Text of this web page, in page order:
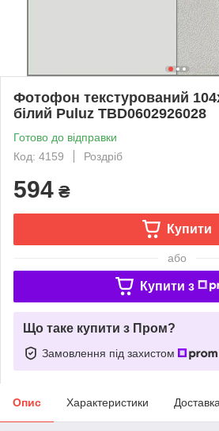
Фотофон текстурований
білий Puluz TBD0602926028
Готово до відправки
Код: 4159
Роздріб
594 ₴
Купити
або
Купити з
Що таке купити з Пром?
Замовлення під захистом
Опис Характеристики Доставка